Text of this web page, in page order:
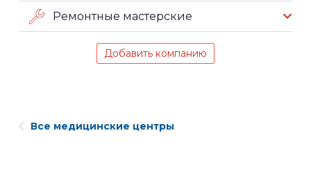
Ремонтные мастерские
Добавить компанию
Все медицинские центры